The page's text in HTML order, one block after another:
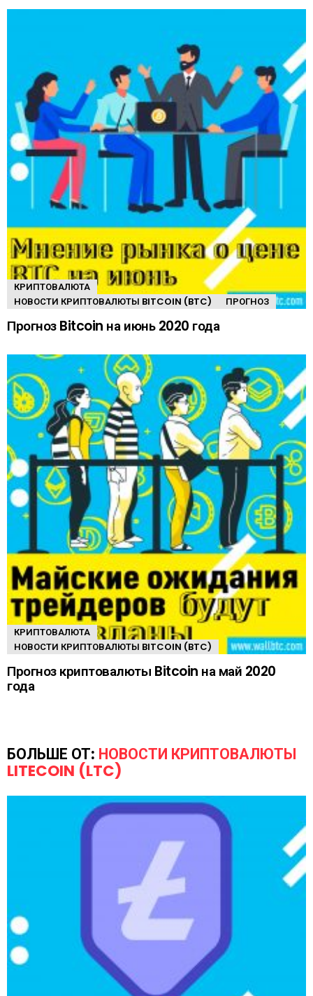
КРИПТОВАЛЮТА
НОВОСТИ КРИПТОВАЛЮТЫ BITCOIN (BTC)
ПРОГНОЗ
Прогноз Bitcoin на июнь 2020 года
КРИПТОВАЛЮТА
НОВОСТИ КРИПТОВАЛЮТЫ BITCOIN (BTC)
Прогноз криптовалюты Bitcoin на май 2020
года
БОЛЬШЕ ОТ: НОВОСТИ КРИПТОВАЛЮТЫ
LITECOIN (LTC)